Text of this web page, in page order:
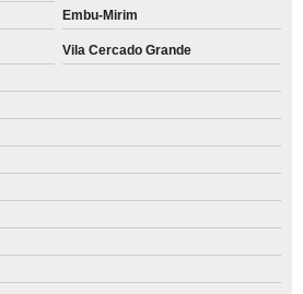
Embu-Mirim
Vila Cercado Grande